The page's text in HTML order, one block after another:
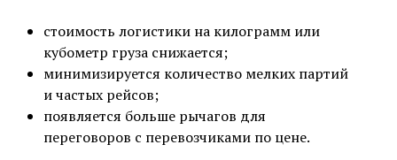
стоимость логистики на килограмм или
кубометр груза снижается;
минимизируется количество мелких партий
и частых рейсов;
появляется больше рычагов для
переговоров с перевозчиками по цене.